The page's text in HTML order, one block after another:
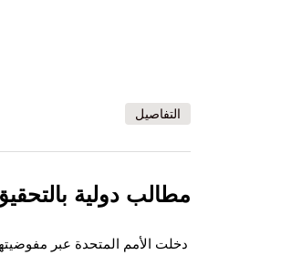
التفاصيل
مطالب دولية بالتحقيق حول مقتل 16
دخلت الأمم المتحدة عبر